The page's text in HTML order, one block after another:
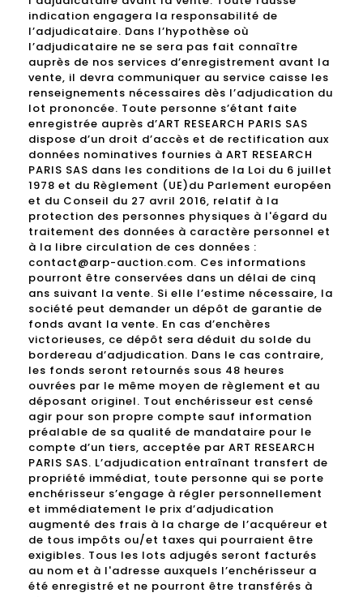
indication engagera la responsabilité de
l’adjudicataire. Dans l’hypothèse où
l’adjudicataire ne se sera pas fait connaître
auprès de nos services d’enregistrement avant la
vente, il devra communiquer au service caisse les
renseignements nécessaires dès l’adjudication du
lot prononcée. Toute personne s’étant faite
enregistrée auprès d’ART RESEARCH PARIS SAS
dispose d’un droit d’accès et de rectification aux
données nominatives fournies à ART RESEARCH
PARIS SAS dans les conditions de la Loi du 6 juillet
1978 et du Règlement (UE)du Parlement européen
et du Conseil du 27 avril 2016, relatif à la
protection des personnes physiques à l'égard du
traitement des données à caractère personnel et
à la libre circulation de ces données :
contact@arp-auction.com. Ces informations
pourront être conservées dans un délai de cinq
ans suivant la vente. Si elle l’estime nécessaire, la
société peut demander un dépôt de garantie de
fonds avant la vente. En cas d’enchères
victorieuses, ce dépôt sera déduit du solde du
bordereau d’adjudication. Dans le cas contraire,
les fonds seront retournés sous 48 heures
ouvrées par le même moyen de règlement et au
déposant originel. Tout enchérisseur est censé
agir pour son propre compte sauf information
préalable de sa qualité de mandataire pour le
compte d’un tiers, acceptée par ART RESEARCH
PARIS SAS. L’adjudication entraînant transfert de
propriété immédiat, toute personne qui se porte
enchérisseur s’engage à régler personnellement
et immédiatement le prix d’adjudication
augmenté des frais à la charge de l’acquéreur et
de tous impôts ou/et taxes qui pourraient être
exigibles. Tous les lots adjugés seront facturés
au nom et à l'adresse auxquels l’enchérisseur a
été enregistré et ne pourront être transférés à